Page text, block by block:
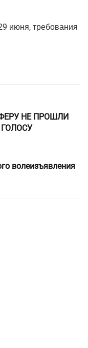
июня, требования
НЕ ПРОШЛИ
волеизъявления